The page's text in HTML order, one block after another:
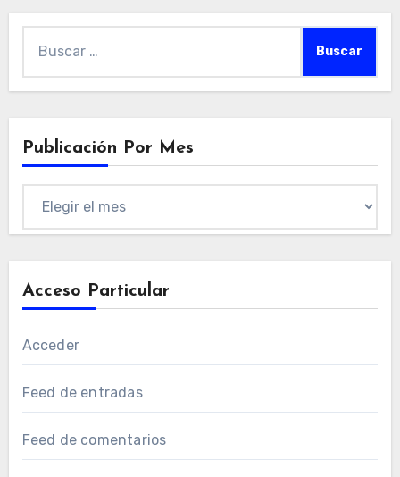
Publicación Por Mes
Acceso Particular
Acceder
Feed de entradas
Feed de comentarios